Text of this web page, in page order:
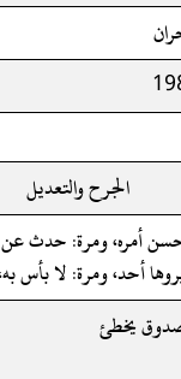
الجرح والتعديل
أمره، ومرة: حدث
أحد، ومرة: لا
يخطئ